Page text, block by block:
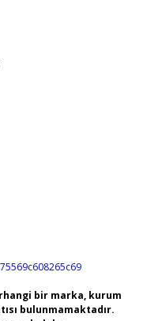
bir marka, kurum
bulunmamaktadır.